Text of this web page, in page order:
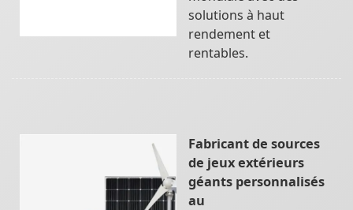
solutions à haut
rendement et
rentables.
Fabricant de sources
de jeux extérieurs
géants personnalisés
au